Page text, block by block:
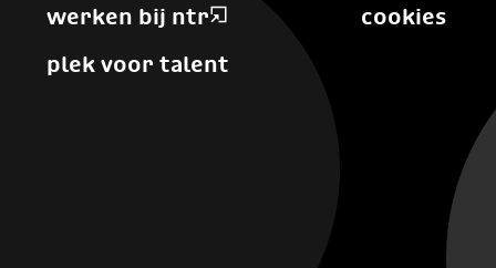
werken bij ntr
plek voor talent
cookies